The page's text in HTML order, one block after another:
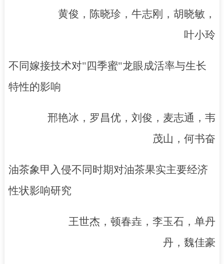
黄俊，陈晓珍，牛志刚，胡晓敏，
叶小玲
不同嫁接技术对"四季蜜"龙眼成活率与生长
特性的影响
邢艳冰，罗昌优，刘俊，麦志通，韦
茂山，何书奋
油茶象甲入侵不同时期对油茶果实主要经济
性状影响研究
王世杰，顿春垚，李玉石，单丹
丹，魏佳豪